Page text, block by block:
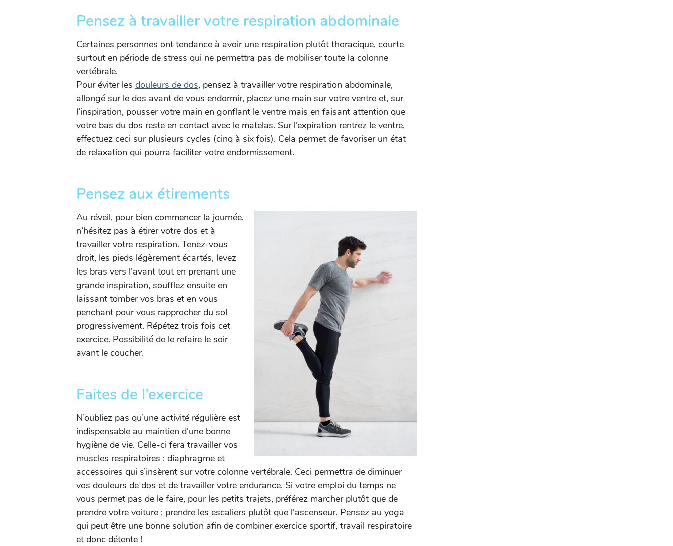
Pensez à travailler votre respiration abdominale
Certaines personnes ont tendance à avoir une respiration plutôt thoracique, courte
surtout en période de stress qui ne permettra pas de mobiliser toute la colonne
vertébrale.
Pour éviter les douleurs de dos, pensez à travailler votre respiration abdominale,
allongé sur le dos avant de vous endormir, placez une main sur votre ventre et, sur
l’inspiration, pousser votre main en gonflant le ventre mais en faisant attention que
votre bas du dos reste en contact avec le matelas. Sur l’expiration rentrez le ventre,
effectuez ceci sur plusieurs cycles (cinq à six fois). Cela permet de favoriser un état
de relaxation qui pourra faciliter votre endormissement.
Pensez aux étirements
Au réveil, pour bien commencer la journée,
n’hésitez pas à étirer votre dos et à
travailler votre respiration. Tenez-vous
droit, les pieds légèrement écartés, levez
les bras vers l’avant tout en prenant une
grande inspiration, soufflez ensuite en
laissant tomber vos bras et en vous
penchant pour vous rapprocher du sol
progressivement. Répétez trois fois cet
exercice. Possibilité de le refaire le soir
avant le coucher.
Faites de l’exercice
N’oubliez pas qu’une activité régulière est
indispensable au maintien d’une bonne
hygiène de vie. Celle-ci fera travailler vos
muscles respiratoires : diaphragme et
accessoires qui s’insèrent sur votre colonne vertébrale. Ceci permettra de diminuer
vos douleurs de dos et de travailler votre endurance. Si votre emploi du temps ne
vous permet pas de le faire, pour les petits trajets, préférez marcher plutôt que de
prendre votre voiture ; prendre les escaliers plutôt que l’ascenseur. Pensez au yoga
qui peut être une bonne solution afin de combiner exercice sportif, travail respiratoire
et donc détente !